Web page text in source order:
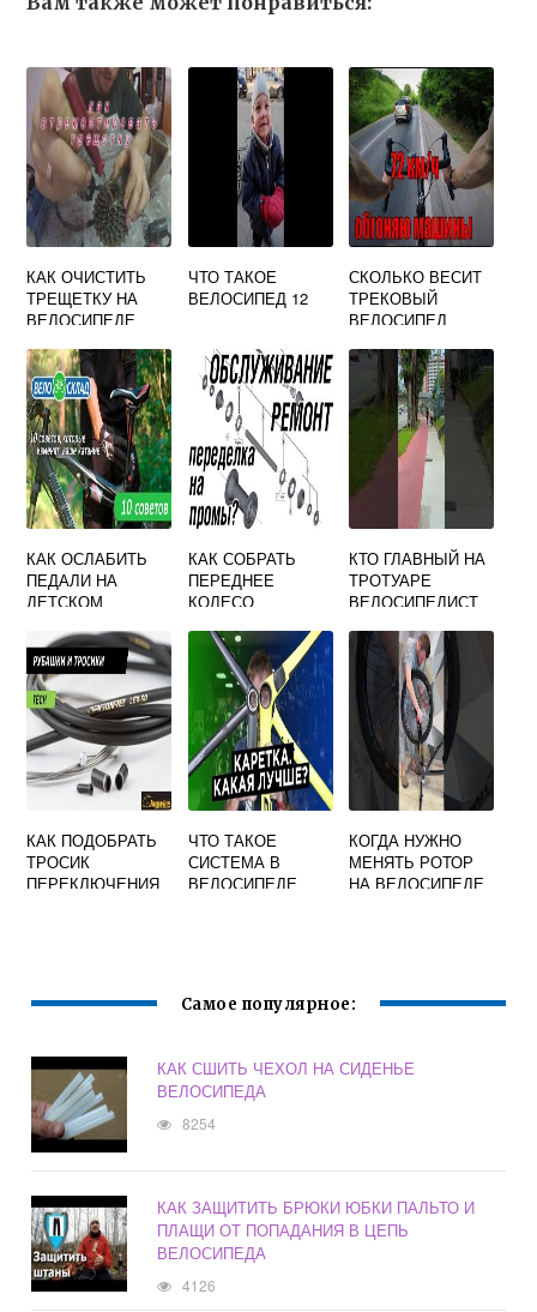
КАК ОЧИСТИТЬ
ТРЕЩЕТКУ НА
ВЕЛОСИПЕДЕ
ЧТО ТАКОЕ
ВЕЛОСИПЕД 12
СКОЛЬКО ВЕСИТ
ТРЕКОВЫЙ
ВЕЛОСИПЕД
КАК ОСЛАБИТЬ
ПЕДАЛИ НА
ДЕТСКОМ
КАК СОБРАТЬ
ПЕРЕДНЕЕ
КОЛЕСО
КТО ГЛАВНЫЙ НА
ТРОТУАРЕ
ВЕЛОСИПЕДИСТ
КАК ПОДОБРАТЬ
ТРОСИК
ПЕРЕКЛЮЧЕНИЯ
ЧТО ТАКОЕ
СИСТЕМА В
ВЕЛОСИПЕДЕ
КОГДА НУЖНО
МЕНЯТЬ РОТОР
НА ВЕЛОСИПЕДЕ
Самое популярное:
КАК СШИТЬ ЧЕХОЛ НА СИДЕНЬЕ
ВЕЛОСИПЕДА
8254
КАК ЗАЩИТИТЬ БРЮКИ ЮБКИ ПАЛЬТО И
ПЛАЩИ ОТ ПОПАДАНИЯ В ЦЕПЬ
ВЕЛОСИПЕДА
4126